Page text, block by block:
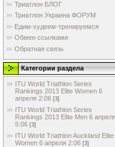
Триатлон БЛОГ
Триатлон Украина ФОРУМ
Едим-худеем-тренируемся
Обмен ссылками
Обратная связь
Категории раздела
ITU World Triathlon Series
Rankings 2013 Elite Women 6
апреля 2:06 [3]
ITU World Triathlon Series
Rankings 2013 Elite Men 6 апреля
5:06 [3]
ITU World Triathlon Auckland Elite
Women 6 апреля 2:06 [3]